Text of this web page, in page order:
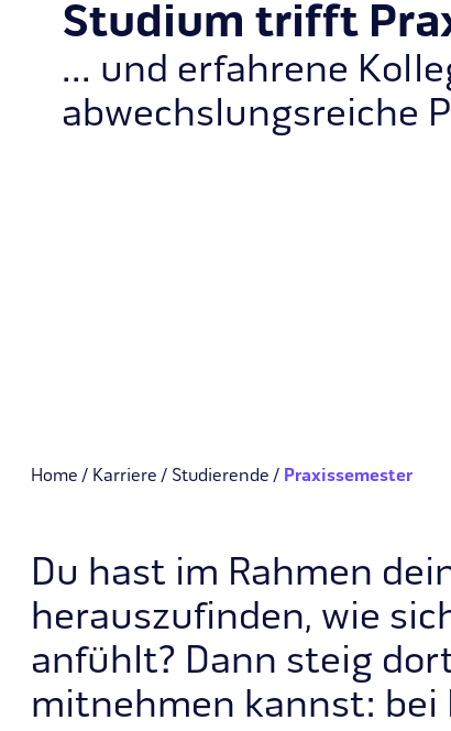
Studium trifft
... und erfahrene
abwechslungsreiche
Home Karriere Studierende Praxissemester
Du hast im Rahmen
herauszufinden, wie
anfühlt? Dann steig
mitnehmen kannst: bei